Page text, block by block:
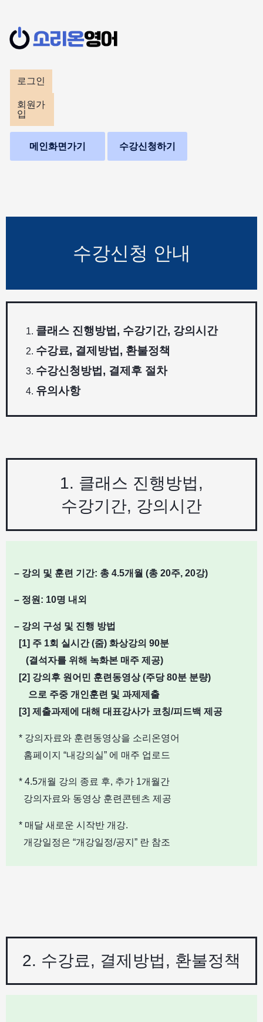
로그인
회원가
입
메인화면가기 수강신청하기
수강신청 안내
클래스 진행방법, 수강기간, 강의시간
수강료, 결제방법, 환불정책
수강신청방법, 결제후 절차
유의사항
1. 클래스 진행방법,
수강기간, 강의시간
– 강의 및 훈련 기간: 총 4.5개월 (총 20주, 20강)
– 정원: 10명 내외
– 강의 구성 및 진행 방법
[1] 주 1회 실시간 (줌) 화상강의 90분
(결석자를 위해 녹화본 매주 제공)
[2] 강의후 원어민 훈련동영상 (주당 80분 분량)
으로 주중 개인훈련 및 과제제출
[3] 제출과제에 대해 대표강사가 코칭/피드백 제공
* 강의자료와 훈련동영상을 소리온영어
홈페이지 “내강의실” 에 매주 업로드
* 4.5개월 강의 종료 후, 추가 1개월간
강의자료와 동영상 훈련콘텐츠 제공
* 매달 새로운 시작반 개강.
개강일정은 “개강일정/공지” 란 참조
2. 수강료, 결제방법, 환불정책